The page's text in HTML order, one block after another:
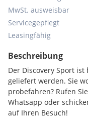
MwSt. ausweisbar
Servicegepflegt
Leasingfähig
Beschreibung
Der Discovery Sport
geliefert werden. Sie
probefahren? Rufen
Whatsapp oder
auf Ihren Besuch!